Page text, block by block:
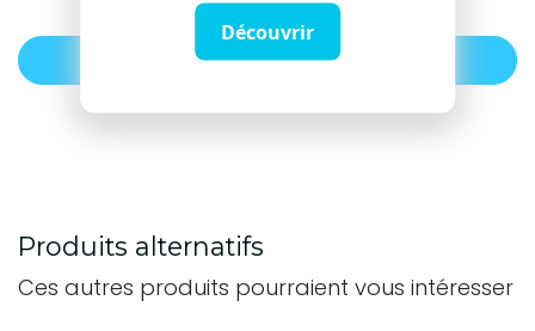
Ajouter au panier
Produits alternatifs
Ces autres produits pourraient vous intéresser
Découvrir